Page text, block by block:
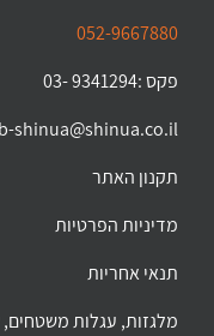
052-9667880
פקס :9341294 -03
shinua@shinua.co.il
תקנון האתר
מדיניות הפרטיות
תנאי אחריות
מלגזות, עגלות